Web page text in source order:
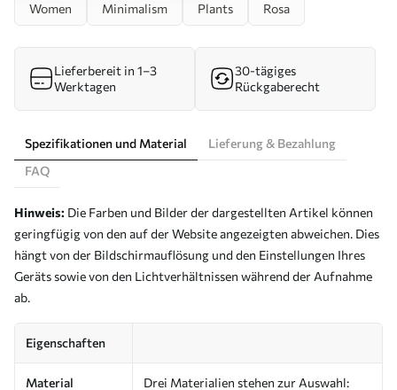
Women Minimalism Plants Rosa
Lieferbereit in 1–3
Werktagen
30-tägiges
Rückgaberecht
Spezifikationen und Material
Lieferung & Bezahlung
FAQ
Hinweis: Die Farben und Bilder der dargestellten Artikel können
geringfügig von den auf der Website angezeigten abweichen. Dies
hängt von der Bildschirmauflösung und den Einstellungen Ihres
Geräts sowie von den Lichtverhältnissen während der Aufnahme
ab.
Eigenschaften
Material
Drei Materialien stehen zur Auswahl: